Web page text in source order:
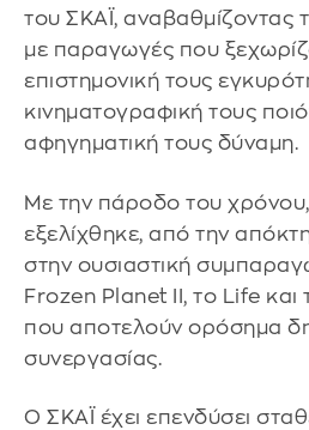
του ΣΚΑΪ, αναβαθμίζοντας
με παραγωγές που
επιστημονική τους
κινηματογραφική τους
αφηγηματική τους δύναμη.
Με την πάροδο του
εξελίχθηκε, από την
στην ουσιαστική
Frozen Planet II, το Life
που αποτελούν ορόσημα
συνεργασίας.
Ο ΣΚΑΪ έχει επενδύσει